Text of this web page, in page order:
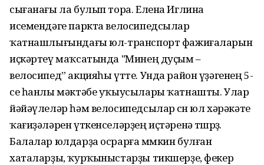
сығанағы ла булып тора. Елена Иглина
исемендәге паркта велосипедсылар
ҡатнашлығындағы юл-транспорт фажиғаларын
иҫкәртеү маҡсатында "Минең дуҫым –
велосипед” акцияһы үтте. Унда район үҙәгенең 5-
се һанлы мәктәбе уҡыусылары ҡатнашты. Улар
йәйәүлеләр һәм велосипедсылар өсөн юл хәрәкәте
ҡағиҙәләрен үткенселәрҙең иҫтәренә төшөрҙө.
Балалар юлдарҙа осрарға мөмкин булған
хаталарҙы, ҡурҡыныстарҙы тикшерҙе, фекер